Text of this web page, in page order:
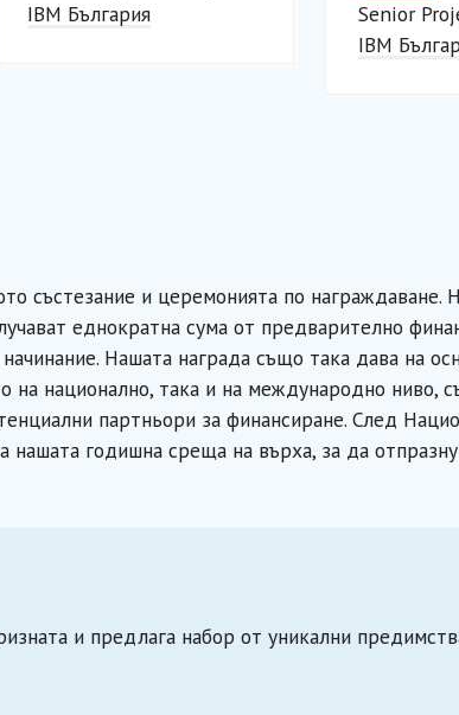
IBM България
Senior
IBM
състезание и церемонията по награждаване.
еднократна сума от предварително
Нашата награда също така дава на
на национално, така и на международно ниво,
партньори за финансиране. След
нашата годишна среща на върха, за да
и предлага набор от уникални